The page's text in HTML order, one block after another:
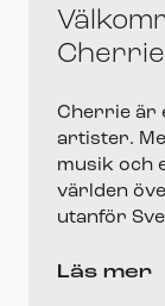
Cherrie
Cherrie är
artister.
musik och
världen
utanför
Läs mer